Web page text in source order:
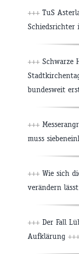
+++ TuS
Schiedsrichter
+++ Schwarze
bundesweit
+++
muss
+++ Wie sich
verändern lässt
+++ Der Fall
Aufklärung